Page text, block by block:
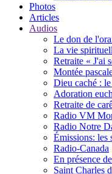
Photos
Articles
Audios
Le don de
La vie
Retraite « J'ai
Montée
Dieu caché :
Adoration
Retraite de
Radio VM
Radio Notre
Émissions: les
Radio-Canada
En présence
Saint Charles